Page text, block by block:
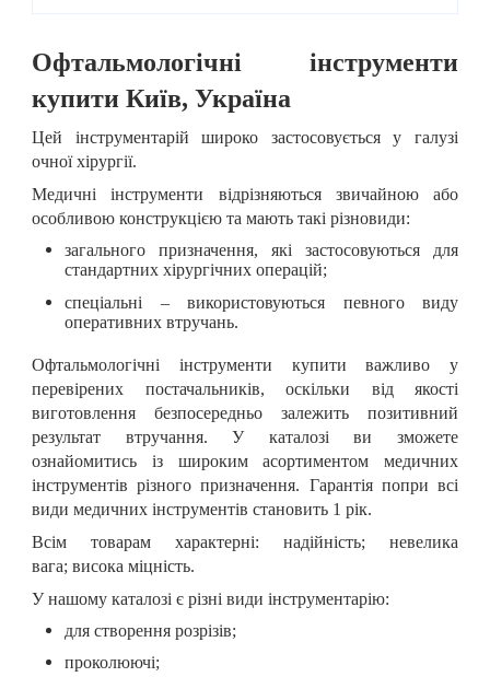
Офтальмологічні інструменти
купити Київ, Україна
Цей інструментарій широко застосовується у галузі
очної хірургії.
Медичні інструменти відрізняються звичайною або
особливою конструкцією та мають такі різновиди:
загального призначення, які застосовуються для
стандартних хірургічних операцій;
спеціальні – використовуються певного виду
оперативних втручань.
Офтальмологічні інструменти купити важливо у
перевірених постачальників, оскільки від якості
виготовлення безпосередньо залежить позитивний
результат втручання. У каталозі ви зможете
ознайомитись із широким асортиментом медичних
інструментів різного призначення. Гарантія попри всі
види медичних інструментів становить 1 рік.
Всім товарам характерні:
надійність;
невелика
вага; висока міцність.
У нашому каталозі є різні види інструментарію:
для створення розрізів;
проколюючі;